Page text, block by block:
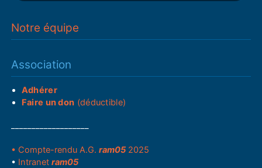
Notre équipe
Association
Adhérer
Faire un don (déductible)
• Compte-rendu A.G.ram05 2025
• Intranetram05